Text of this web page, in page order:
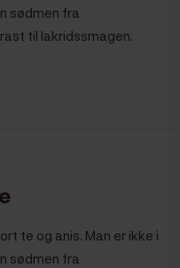
sødmen fra
til lakridssmagen.
te og anis. Man er ikke i
sødmen fra